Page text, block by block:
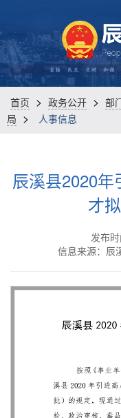
首页 > 政务公开 > 部
局 > 人事信息
辰溪县2020
才
发布
信息来源：辰